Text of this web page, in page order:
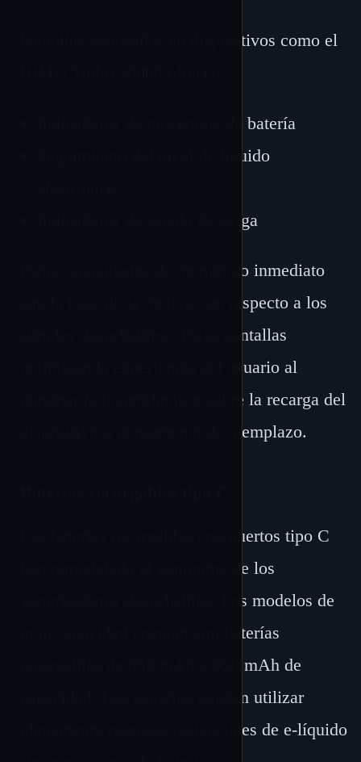
Pantallas avanzadas en dispositivos como el
Indicadores de porcentaje de batería
Seguimiento del nivel de líquido
Indicadores de estado de carga
Estas capacidades de monitoreo inmediato
son la base de la mejora con respecto a los
simples desechables. Estas pantallas
optimizan la experiencia del usuario al
eliminar la incertidumbre sobre la recarga del
dispositivo o el momento de reemplazo.
Las baterías recargables con puertos tipo C
han remodelado el panorama de los
vaporizadores desechables. Los modelos de
gran capacidad cuentan con baterías
recargables de 650 mAh a 950 mAh de
capacidad. Los usuarios pueden utilizar
plenamente reservas sustanciales de e-líquido